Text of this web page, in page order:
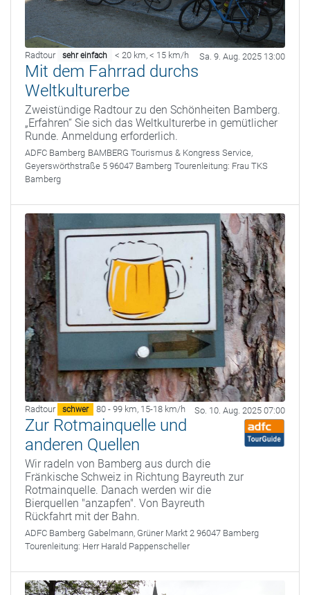
Radtour sehr einfach < 20 km, < 15 km/h Sa. 9. Aug. 2025 13:00
Mit dem Fahrrad durchs
Weltkulturerbe
Zweistündige Radtour zu den Schönheiten Bamberg.
„Erfahren“ Sie sich das Weltkulturerbe in gemütlicher
Runde. Anmeldung erforderlich.
ADFC Bamberg BAMBERG Tourismus & Kongress Service,
Geyerswörthstraße 5 96047 Bamberg Tourenleitung: Frau TKS
Bamberg
Radtour schwer 80 - 99 km, 15-18 km/h So. 10. Aug. 2025 07:00
Zur Rotmainquelle und
anderen Quellen
Wir radeln von Bamberg aus durch die
Fränkische Schweiz in Richtung Bayreuth zur
Rotmainquelle. Danach werden wir die
Bierquellen "anzapfen". Von Bayreuth
Rückfahrt mit der Bahn.
ADFC Bamberg Gabelmann, Grüner Markt 2 96047 Bamberg
Tourenleitung: Herr Harald Pappenscheller